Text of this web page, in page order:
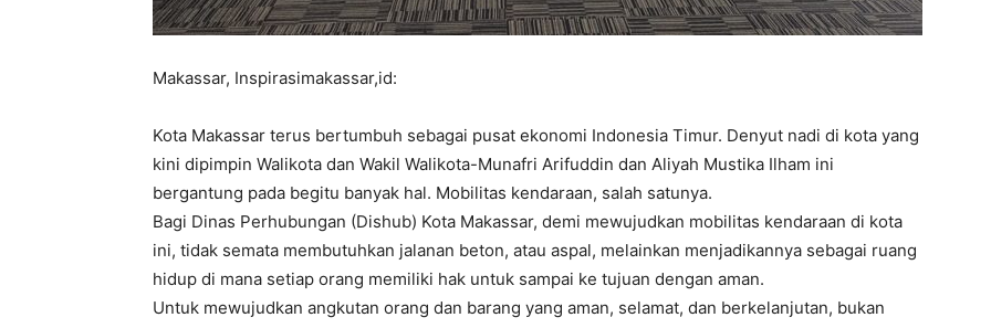
Makassar, Inspirasimakassar,id:
Kota Makassar terus bertumbuh sebagai pusat ekonomi Indonesia Timur. Denyut nadi di kota yang
kini dipimpin Walikota dan Wakil Walikota-Munafri Arifuddin dan Aliyah Mustika Ilham ini
bergantung pada begitu banyak hal. Mobilitas kendaraan, salah satunya.
Bagi Dinas Perhubungan (Dishub) Kota Makassar, demi mewujudkan mobilitas kendaraan di kota
ini, tidak semata membutuhkan jalanan beton, atau aspal, melainkan menjadikannya sebagai ruang
hidup di mana setiap orang memiliki hak untuk sampai ke tujuan dengan aman.
Untuk mewujudkan angkutan orang dan barang yang aman, selamat, dan berkelanjutan, bukan